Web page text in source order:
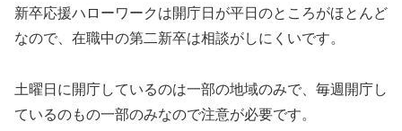
新卒応援ハローワークは開庁日が平日のところがほとんど
なので、在職中の第二新卒は相談がしにくいです。
土曜日に開庁しているのは一部の地域のみで、毎週開庁し
ているのもの一部のみなので注意が必要です。